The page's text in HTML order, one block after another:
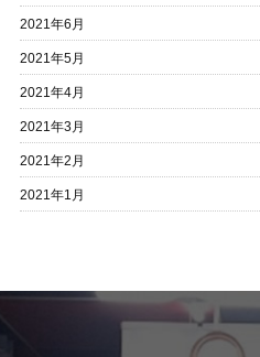
2021年6月
2021年5月
2021年4月
2021年3月
2021年2月
2021年1月